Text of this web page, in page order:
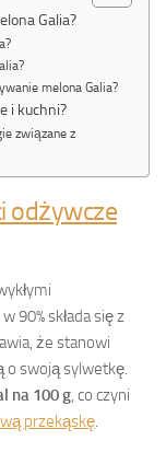
Galia?
melona Galia?
i kuchni?
związane z
odżywcze
90% składa się z
że stanowi
o swoją sylwetkę.
na 100 g, co czyni
przekąskę.